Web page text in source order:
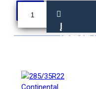
Į
KREPŠELĮ